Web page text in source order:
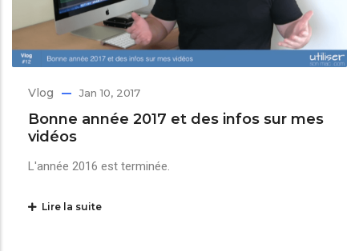
Vlog Jan 10, 2017
Bonne année 2017 et des infos sur mes
vidéos
L'année 2016 est terminée.
Lire la suite